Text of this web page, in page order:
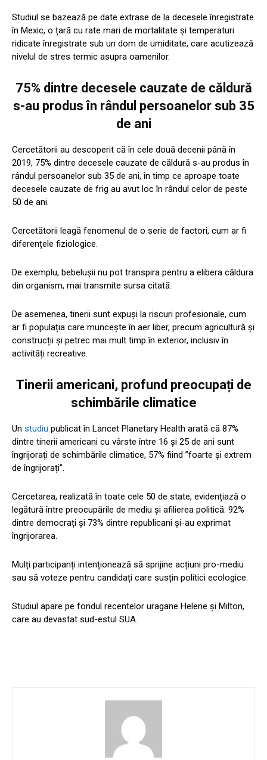
Studiul se bazează pe date extrase de la decesele înregistrate
în Mexic, o țară cu rate mari de mortalitate și temperaturi
ridicate înregistrate sub un dom de umiditate, care acutizează
nivelul de stres termic asupra oamenilor.
75% dintre decesele cauzate de căldură
s-au produs în rândul persoanelor sub 35
de ani
Cercetătorii au descoperit că în cele două decenii până în
2019, 75% dintre decesele cauzate de căldură s-au produs în
rândul persoanelor sub 35 de ani, în timp ce aproape toate
decesele cauzate de frig au avut loc în rândul celor de peste
50 de ani.
Cercetătorii leagă fenomenul de o serie de factori, cum ar fi
diferențele fiziologice.
De exemplu, bebelușii nu pot transpira pentru a elibera căldura
din organism, mai transmite sursa citată.
De asemenea, tinerii sunt expuși la riscuri profesionale, cum
ar fi populația care muncește în aer liber, precum agricultură și
construcții și petrec mai mult timp în exterior, inclusiv în
activități recreative.
Tinerii americani, profund preocupați de
schimbările climatice
Un studiu publicat în Lancet Planetary Health arată că 87%
dintre tinerii americani cu vârste între 16 și 25 de ani sunt
îngrijorați de schimbările climatice, 57% fiind ”foarte și extrem
de îngrijorați”.
Cercetarea, realizată în toate cele 50 de state, evidențiază o
legătură între preocupările de mediu și afilierea politică: 92%
dintre democrați și 73% dintre republicani și-au exprimat
îngrijorarea.
Mulți participanți intenționează să sprijine acțiuni pro-mediu
sau să voteze pentru candidați care susțin politici ecologice.
Studiul apare pe fondul recentelor uragane Helene și Milton,
care au devastat sud-estul SUA.